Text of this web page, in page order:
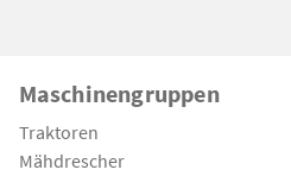
Maschinengruppen
Traktoren
Mähdrescher